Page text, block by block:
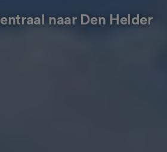
naar Den Helder